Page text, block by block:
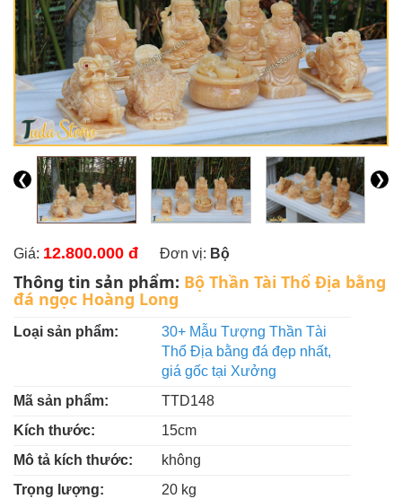
❮ ❯
Giá: 12.800.000 đ Đơn vị: Bộ
Thông tin sản phẩm: Bộ Thần Tài Thổ Địa bằng
đá ngọc Hoàng Long
Loại sản phẩm:
30+ Mẫu Tượng Thần Tài
Thổ Địa bằng đá đẹp nhất,
giá gốc tại Xưởng
Mã sản phẩm:
TTD148
Kích thước:
15cm
Mô tả kích thước:
không
Trọng lượng:
20 kg